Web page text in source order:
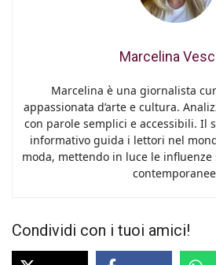
Marcelina
Marcelina è una giornalista
appassionata d’arte e cultura.
con parole semplici e accessibili. Il
informativo guida i lettori nel
moda, mettendo in luce le
Condividi con i tuoi amici!